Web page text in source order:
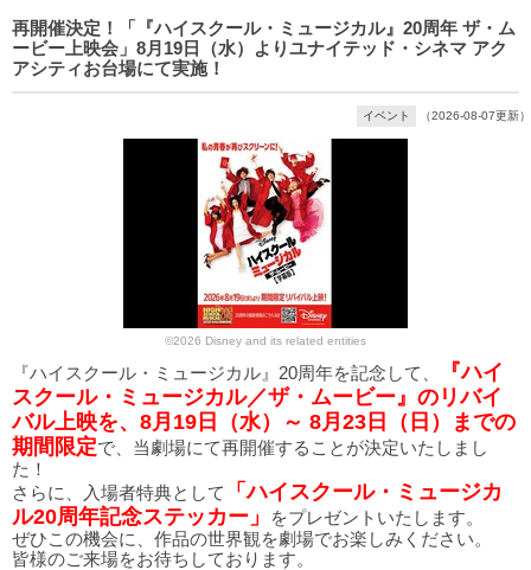
再開催決定！「『ハイスクール・ミュージカル』20周年 ザ・ム
ービー上映会」8月19日（水）よりユナイテッド・シネマ アク
アシティお台場にて実施！
イベント （2026-08-07更新）
©2026 Disney and its related entities
『ハイスクール・ミュージカル』20周年を記念して、
『ハイ
スクール・ミュージカル／ザ・ムービー』のリバイ
バル上映を、8月19日（水）～ 8月23日（日）までの
期間限定で、当劇場にて再開催することが決定いたしまし
た！
さらに、入場者特典として
「ハイスクール・ミュージカ
ル20周年記念ステッカー」
をプレゼントいたします。
ぜひこの機会に、作品の世界観を劇場でお楽しみください。
皆様のご来場をお待ちしております。